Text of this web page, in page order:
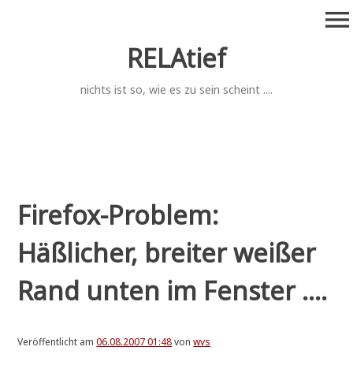
RELAtief
nichts ist so, wie es zu sein scheint ....
menu
Firefox-Problem:
Häßlicher, breiter weißer
Rand unten im Fenster ....
Veröffentlicht am06.08.2007 01:48vonwvs